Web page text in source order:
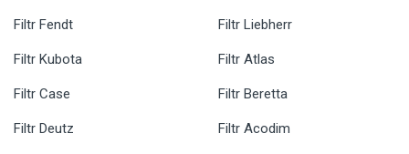
Filtr Fendt
Filtr Kubota
Filtr Case
Filtr Deutz
Filtr Liebherr
Filtr Atlas
Filtr Beretta
Filtr Acodim